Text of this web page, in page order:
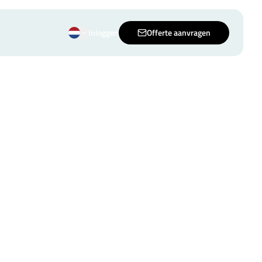
Inloggen Offerte aanvragen